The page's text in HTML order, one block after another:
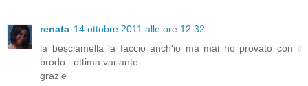
renata 14 ottobre 2011 alle ore 12:32
la besciamella la faccio anch'io ma mai ho provato con il
brodo...ottima variante
grazie